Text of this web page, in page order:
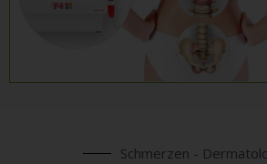
Schmerzen -